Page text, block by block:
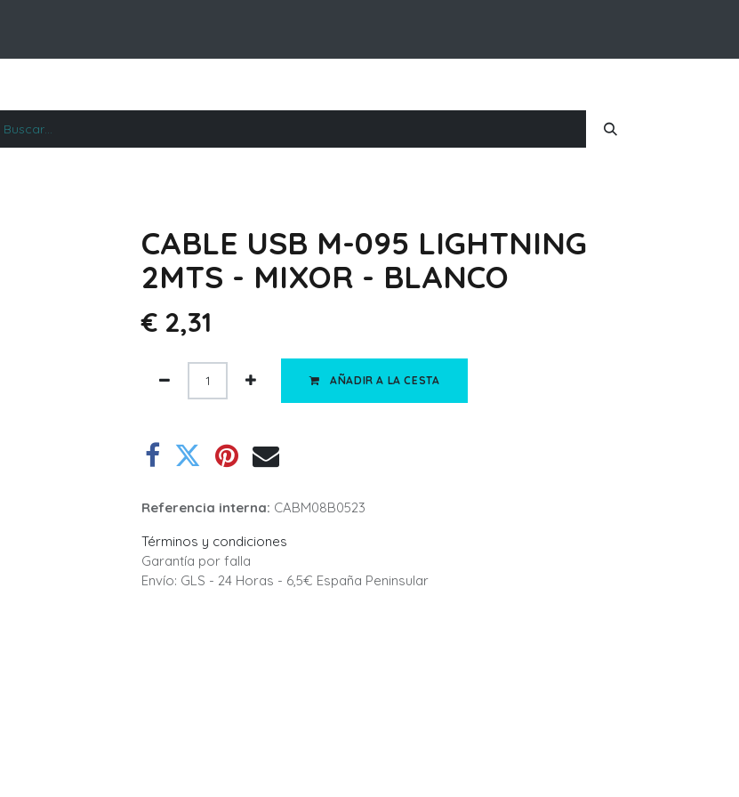
CABLE USB M-095 LIGHTNING
2MTS - MIXOR - BLANCO
€ 2,31
AÑADIR A LA CESTA
Referencia interna: CABM08B0523
Términos y condiciones
Garantía por falla
Envío: GLS - 24 Horas - 6,5€ España Peninsular